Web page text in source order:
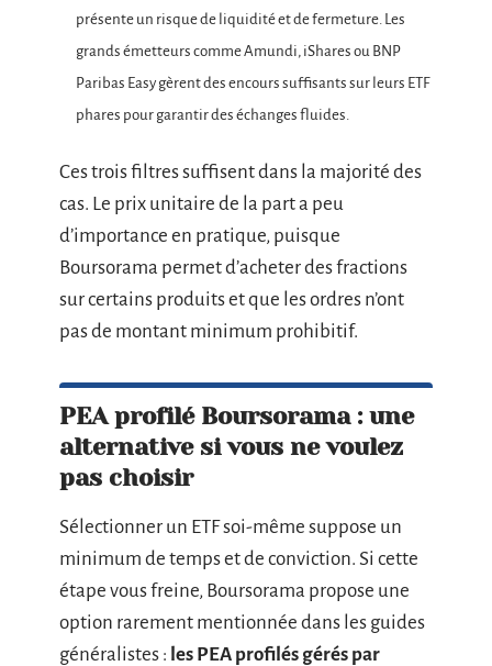
présente un risque de liquidité et de fermeture. Les
grands émetteurs comme Amundi, iShares ou BNP
Paribas Easy gèrent des encours suffisants sur leurs ETF
phares pour garantir des échanges fluides.
Ces trois filtres suffisent dans la majorité des
cas. Le prix unitaire de la part a peu
d’importance en pratique, puisque
Boursorama permet d’acheter des fractions
sur certains produits et que les ordres n’ont
pas de montant minimum prohibitif.
PEA profilé Boursorama : une
alternative si vous ne voulez
pas choisir
Sélectionner un ETF soi-même suppose un
minimum de temps et de conviction. Si cette
étape vous freine, Boursorama propose une
option rarement mentionnée dans les guides
généralistes : les PEA profilés gérés par